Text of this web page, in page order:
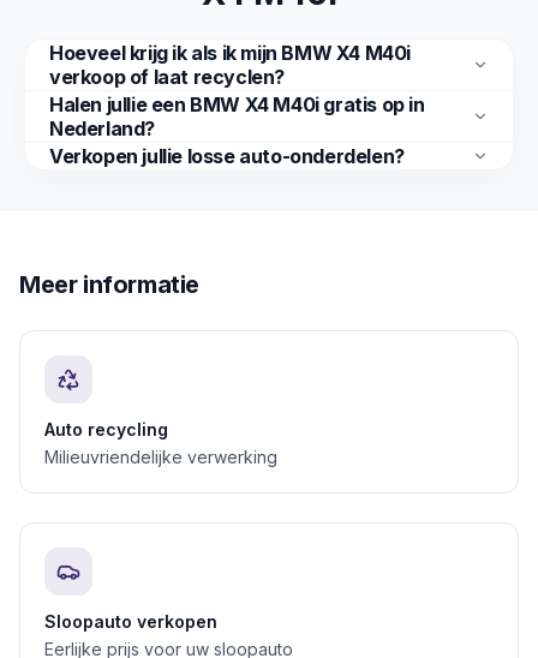
Hoeveel krijg ik als ik mijn BMW X4 M40i
verkoop of laat recyclen?
Halen jullie een BMW X4 M40i gratis op in
Nederland?
Verkopen jullie losse auto-onderdelen?
Meer informatie
Auto recycling
Milieuvriendelijke verwerking
Sloopauto verkopen
Eerlijke prijs voor uw sloopauto